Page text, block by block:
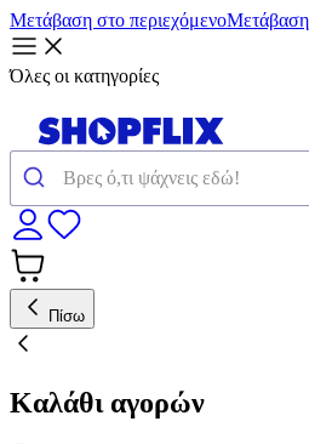
Μετάβαση στο περιεχόμενοΜετάβαση
Όλες οι κατηγορίες
Πίσω
Καλάθι αγορών